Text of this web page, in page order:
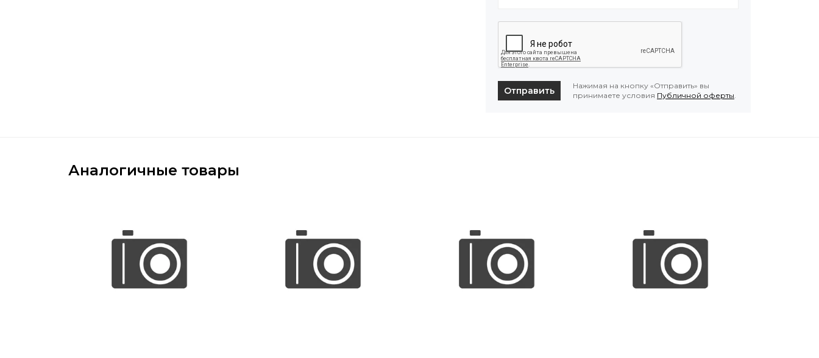
Отправить
Нажимая на кнопку «Отправить» вы
принимаете условия Публичной оферты
Аналогичные товары